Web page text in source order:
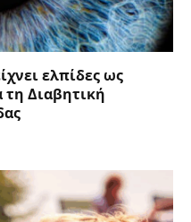
ελπίδες ως
τη Διαβητική